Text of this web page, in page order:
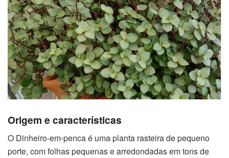
Origem e características
O Dinheiro-em-penca é uma planta rasteira de pequeno
porte, com folhas pequenas e arredondadas em tons de